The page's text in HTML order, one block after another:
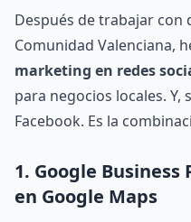
Después de trabajar con
Comunidad Valenciana,
marketing en redes
para negocios locales.
Facebook. Es la
1. Google
en Google Maps